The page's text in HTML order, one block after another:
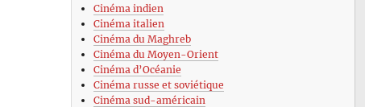
Cinéma indien
Cinéma italien
Cinéma du Maghreb
Cinéma du Moyen-Orient
Cinéma d’Océanie
Cinéma russe et soviétique
Cinéma sud-américain